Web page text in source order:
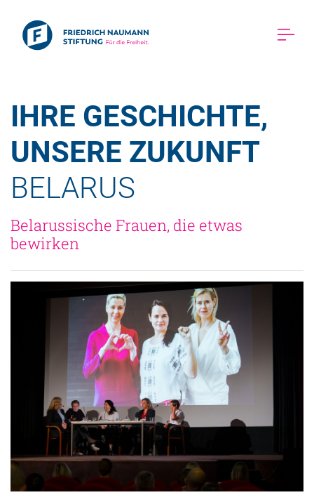
IHRE GESCHICHTE,
UNSERE ZUKUNFT
BELARUS
Belarussische Frauen, die etwas
bewirken